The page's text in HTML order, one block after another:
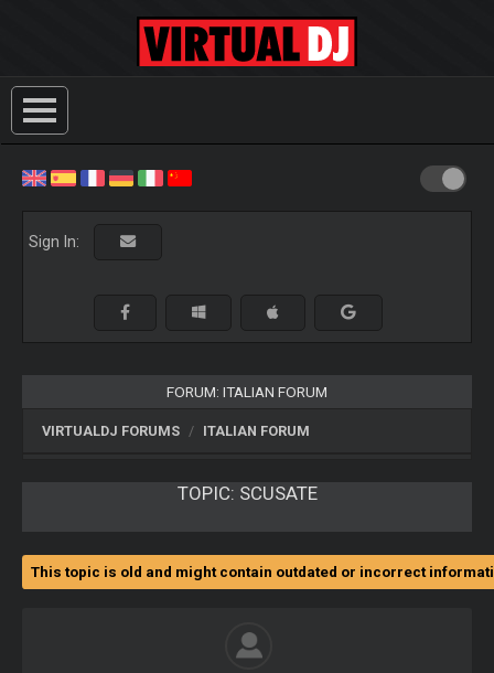
Sign In:
FORUM: ITALIAN FORUM
VIRTUALDJ FORUMS ITALIAN FORUM
TOPIC: SCUSATE
This topic is old and might contain outdated or incorrect